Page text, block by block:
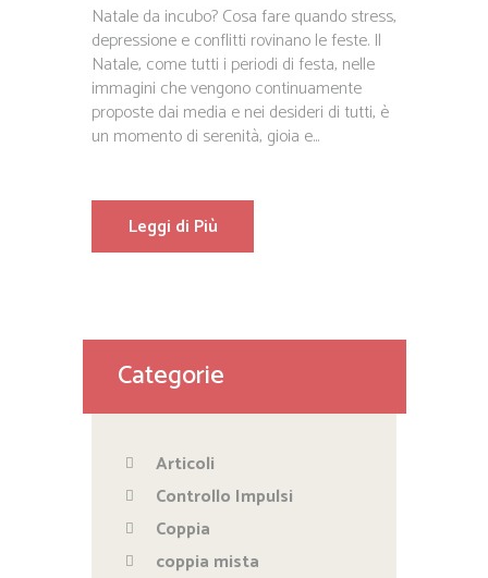
Natale da incubo? Cosa fare quando stress,
depressione e conflitti rovinano le feste. Il
Natale, come tutti i periodi di festa, nelle
immagini che vengono continuamente
proposte dai media e nei desideri di tutti, è
un momento di serenità, gioia e...
Leggi di Più
Categorie
Articoli
Controllo Impulsi
Coppia
coppia mista